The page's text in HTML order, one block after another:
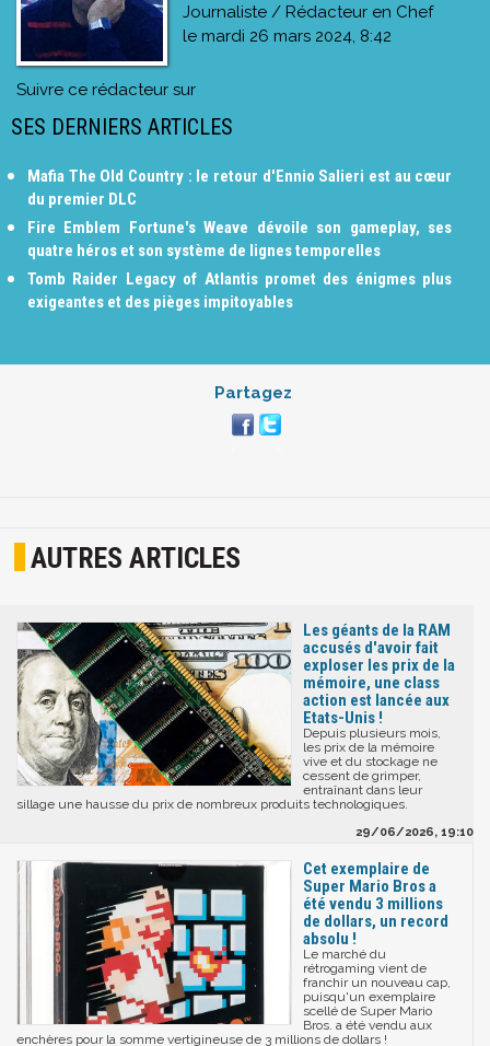
Journaliste / Rédacteur en Chef
le mardi 26 mars 2024, 8:42
Suivre ce rédacteur sur
SES DERNIERS ARTICLES
Mafia The Old Country : le retour d'Ennio Salieri est au cœur
du premier DLC
Fire Emblem Fortune's Weave dévoile son gameplay, ses
quatre héros et son système de lignes temporelles
Tomb Raider Legacy of Atlantis promet des énigmes plus
exigeantes et des pièges impitoyables
Partagez
AUTRES ARTICLES
Les géants de la RAM
accusés d'avoir fait
exploser les prix de la
mémoire, une class
action est lancée aux
Etats-Unis !
Depuis plusieurs mois,
les prix de la mémoire
vive et du stockage ne
cessent de grimper,
entraînant dans leur
sillage une hausse du prix de nombreux produits technologiques.
29/06/2026, 19:10
Cet exemplaire de
Super Mario Bros a
été vendu 3 millions
de dollars, un record
absolu !
Le marché du
rétrogaming vient de
franchir un nouveau cap,
puisqu'un exemplaire
scellé de Super Mario
Bros. a été vendu aux
enchères pour la somme vertigineuse de 3 millions de dollars !